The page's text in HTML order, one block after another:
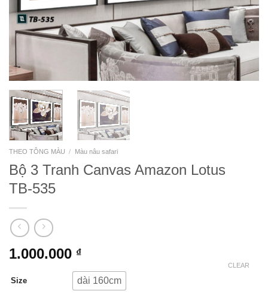
THEO TÔNG MÀU / Màu nâu safari
Bộ 3 Tranh Canvas Amazon Lotus
TB-535
1.000.000 ₫
Size dài 160cm
CLEAR